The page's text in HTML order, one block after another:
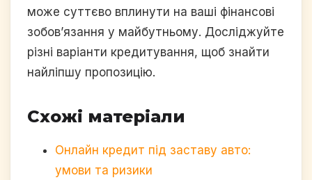
може суттєво вплинути на ваші фінансові
зобов’язання у майбутньому. Досліджуйте
різні варіанти кредитування, щоб знайти
найліпшу пропозицію.
Схожі матеріали
Онлайн кредит під заставу авто:
умови та ризики